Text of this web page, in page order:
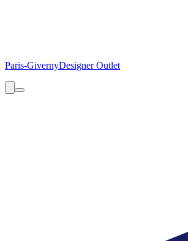
Paris-GivernyDesigner Outlet